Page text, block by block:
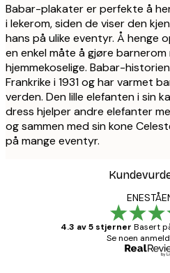
Babar-plakater er perfekte å
i lekerom, siden de viser den
hans på ulike eventyr. Å henge
en enkel måte å gjøre
hjemmekoselige. Babar-
Frankrike i 1931 og har varmet
verden. Den lille elefanten i sin
dress hjelper andre elefanter
og sammen med sin kone
på mange eventyr.
4.3 av 5 stjerner Basert
Se noen